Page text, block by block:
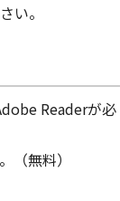
い。
Readerが必
無料）